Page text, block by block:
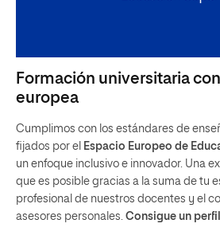
Formación universitaria
europea
Cumplimos con los estándares de
fijados por el Espacio Europeo de
un enfoque inclusivo e innovador. Una
que es posible gracias a la suma de tu
profesional de nuestros docentes y el
asesores personales. Consigue un